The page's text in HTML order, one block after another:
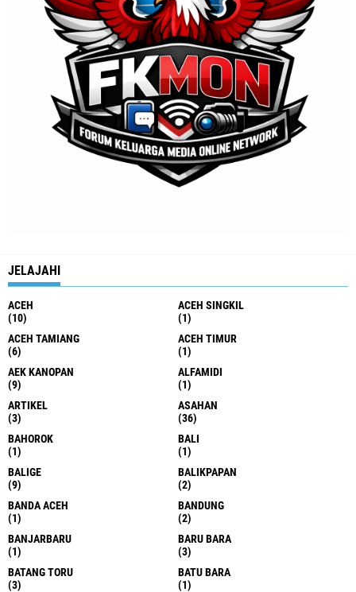
JELAJAHI
ACEH
(10)
ACEH SINGKIL
(1)
ACEH TAMIANG
(6)
ACEH TIMUR
(1)
AEK KANOPAN
(9)
ALFAMIDI
(1)
ARTIKEL
(3)
ASAHAN
(36)
BAHOROK
(1)
BALI
(1)
BALIGE
(9)
BALIKPAPAN
(2)
BANDA ACEH
(1)
BANDUNG
(2)
BANJARBARU
(1)
BARU BARA
(3)
BATANG TORU
(3)
BATU BARA
(1)